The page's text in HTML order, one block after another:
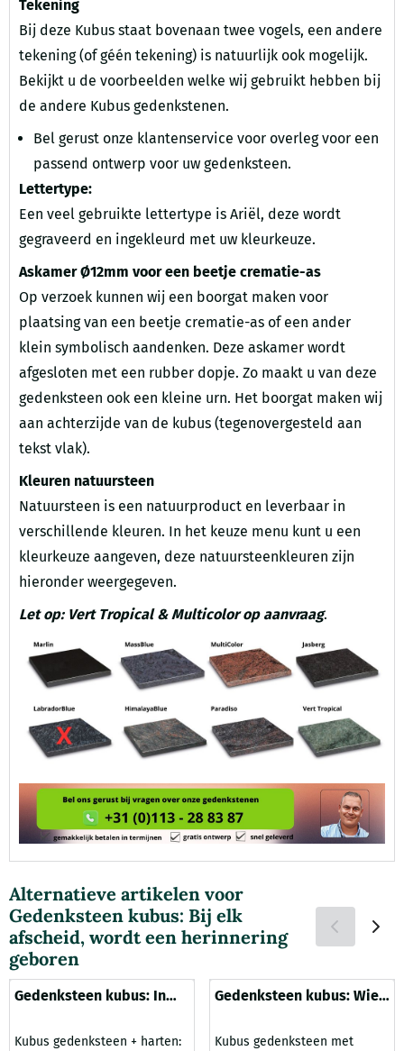
Tekening
Bij deze Kubus staat bovenaan twee vogels, een andere
tekening (of géén tekening) is natuurlijk ook mogelijk.
Bekijkt u de voorbeelden welke wij gebruikt hebben bij
de andere Kubus gedenkstenen.
Bel gerust onze klantenservice voor overleg voor een
passend ontwerp voor uw gedenksteen.
Lettertype:
Een veel gebruikte lettertype is Ariël, deze wordt
gegraveerd en ingekleurd met uw kleurkeuze.
Askamer Ø12mm voor een beetje crematie-as
Op verzoek kunnen wij een boorgat maken voor
plaatsing van een beetje crematie-as of een ander
klein symbolisch aandenken. Deze askamer wordt
afgesloten met een rubber dopje. Zo maakt u van deze
gedenksteen ook een kleine urn. Het boorgat maken wij
aan achterzijde van de kubus (tegenovergesteld aan
tekst vlak).
Kleuren natuursteen
Natuursteen is een natuurproduct en leverbaar in
verschillende kleuren. In het keuze menu kunt u een
kleurkeuze aangeven, deze natuursteenkleuren zijn
hieronder weergegeven.
Let op: Vert Tropical & Multicolor op aanvraag.
Alternatieve artikelen voor
Gedenksteen kubus: Bij elk
afscheid, wordt een herinnering
geboren
Gedenksteen kubus: In
Kubus gedenksteen + harten:
Gedenksteen kubus: Wie
Kubus gedenksteen met